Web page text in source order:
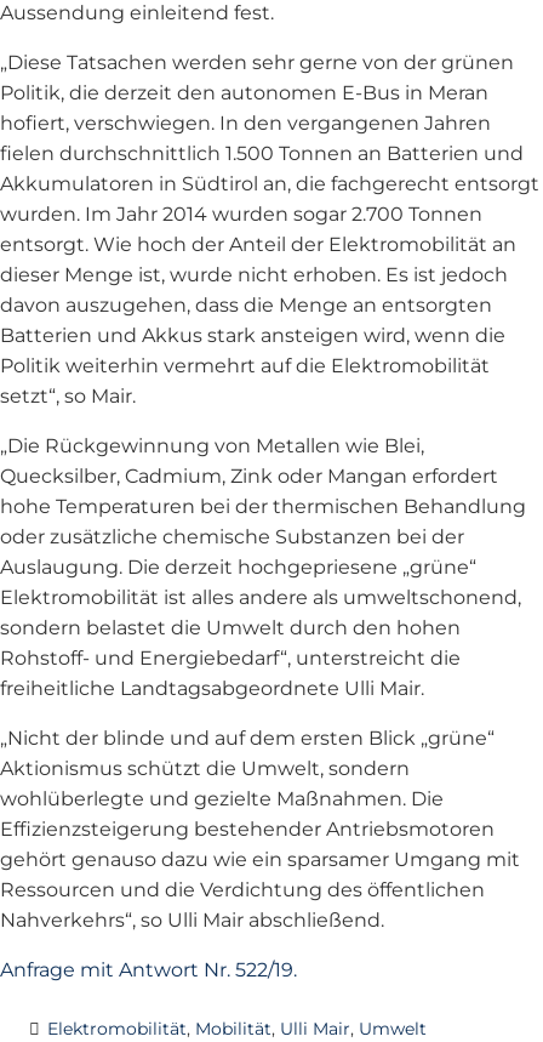
Aussendung einleitend fest.
„Diese Tatsachen werden sehr gerne von der grünen
Politik, die derzeit den autonomen E-Bus in Meran
hofiert, verschwiegen. In den vergangenen Jahren
fielen durchschnittlich 1.500 Tonnen an Batterien und
Akkumulatoren in Südtirol an, die fachgerecht entsorgt
wurden. Im Jahr 2014 wurden sogar 2.700 Tonnen
entsorgt. Wie hoch der Anteil der Elektromobilität an
dieser Menge ist, wurde nicht erhoben. Es ist jedoch
davon auszugehen, dass die Menge an entsorgten
Batterien und Akkus stark ansteigen wird, wenn die
Politik weiterhin vermehrt auf die Elektromobilität
setzt“, so Mair.
„Die Rückgewinnung von Metallen wie Blei,
Quecksilber, Cadmium, Zink oder Mangan erfordert
hohe Temperaturen bei der thermischen Behandlung
oder zusätzliche chemische Substanzen bei der
Auslaugung. Die derzeit hochgepriesene „grüne“
Elektromobilität ist alles andere als umweltschonend,
sondern belastet die Umwelt durch den hohen
Rohstoff- und Energiebedarf“, unterstreicht die
freiheitliche Landtagsabgeordnete Ulli Mair.
„Nicht der blinde und auf dem ersten Blick „grüne“
Aktionismus schützt die Umwelt, sondern
wohlüberlegte und gezielte Maßnahmen. Die
Effizienzsteigerung bestehender Antriebsmotoren
gehört genauso dazu wie ein sparsamer Umgang mit
Ressourcen und die Verdichtung des öffentlichen
Nahverkehrs“, so Ulli Mair abschließend.
Anfrage mit Antwort Nr. 522/19.
Elektromobilität, Mobilität, Ulli Mair, Umwelt